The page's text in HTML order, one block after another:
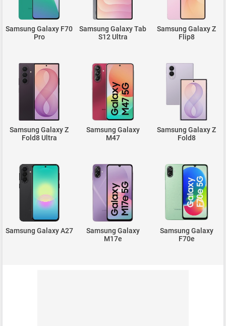
Samsung Galaxy F70
Pro
Samsung Galaxy Tab
S12 Ultra
Samsung Galaxy Z
Flip8
Samsung Galaxy Z
Fold8 Ultra
Samsung Galaxy
M47
Samsung Galaxy Z
Fold8
Samsung Galaxy A27
Samsung Galaxy
M17e
Samsung Galaxy
F70e